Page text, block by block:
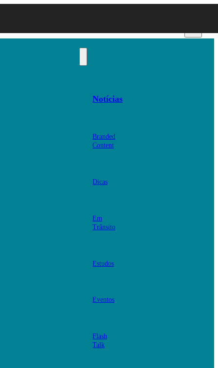
Notícias
Branded
Content
Dicas
Em
Trânsito
Estudos
Eventos
Flash
Talk